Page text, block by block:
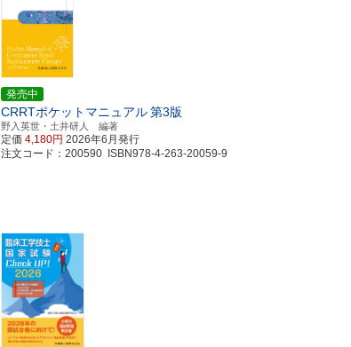
発売中
CRRTポケットマニュアル 第3版
野入英世・土井研人 編著
定価4,180円 2026年6月発行
注文コード：200590 ISBN978-4-263-20059-9